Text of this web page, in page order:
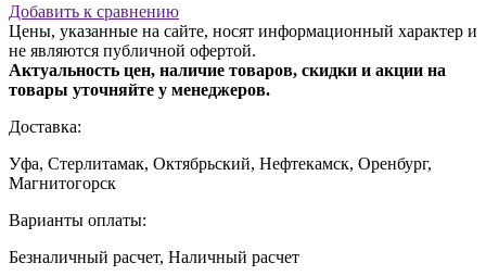
Добавить к сравнению
Цены, указанные на сайте, носят информационный характер и
не являются публичной офертой.
Актуальность цен, наличие товаров, скидки и акции на
товары уточняйте у менеджеров.
Доставка:
Уфа, Стерлитамак, Октябрьский, Нефтекамск, Оренбург,
Магнитогорск
Варианты оплаты:
Безналичный расчет, Наличный расчет